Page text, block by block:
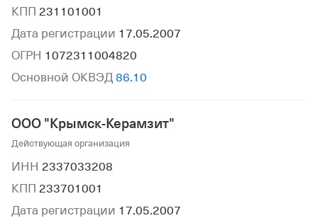
КПП 231101001
Дата регистрации 17.05.2007
ОГРН 1072311004820
Основной ОКВЭД 86.10
ООО "Крымск-Керамзит"
Действующая организация
ИНН 2337033208
КПП 233701001
Дата регистрации 17.05.2007